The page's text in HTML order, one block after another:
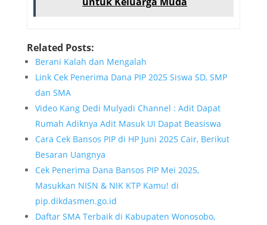
Related Posts:
Berani Kalah dan Mengalah
Link Cek Penerima Dana PIP 2025 Siswa SD, SMP
dan SMA
Video Kang Dedi Mulyadi Channel : Adit Dapat
Rumah Adiknya Adit Masuk UI Dapat Beasiswa
Cara Cek Bansos PIP di HP Juni 2025 Cair, Berikut
Besaran Uangnya
Cek Penerima Dana Bansos PIP Mei 2025,
Masukkan NISN & NIK KTP Kamu! di
pip.dikdasmen.go.id
Daftar SMA Terbaik di Kabupaten Wonosobo,